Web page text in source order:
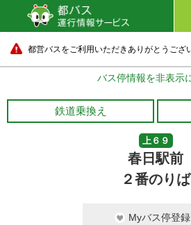
都営バスをご利用いただきありがとうござ
バス停情報を非表示
鉄道乗換え
上６９
春日駅前
２番のりば
Myバス停登録